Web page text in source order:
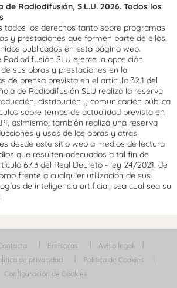
de Radiodifusión, S.L.U. 2026. Todos los
todos los derechos tanto sobre programas
y prestaciones que formen parte de ellos,
publicados en esta página web.
Radiodifusión SLU ejerce la oposición
sus obras y prestaciones en la
de prensa prevista en el artículo 32.1 del
de Radiodifusión SLU realiza la reserva
distribución y comunicación pública
sobre temas de actualidad prevista en
asimismo, también realiza una reserva
y usos de las obras y otras
desde este sitio web a medios de lectura
que resulten adecuados a tal fin de
67.3 del Real Decreto - ley 24/2021, de
frente a cualquier utilización de sus
de inteligencia artificial, sea cual sea su
Emisoras
Aviso legal
de privacidad
Política de Cookies
Configuración de Cookies